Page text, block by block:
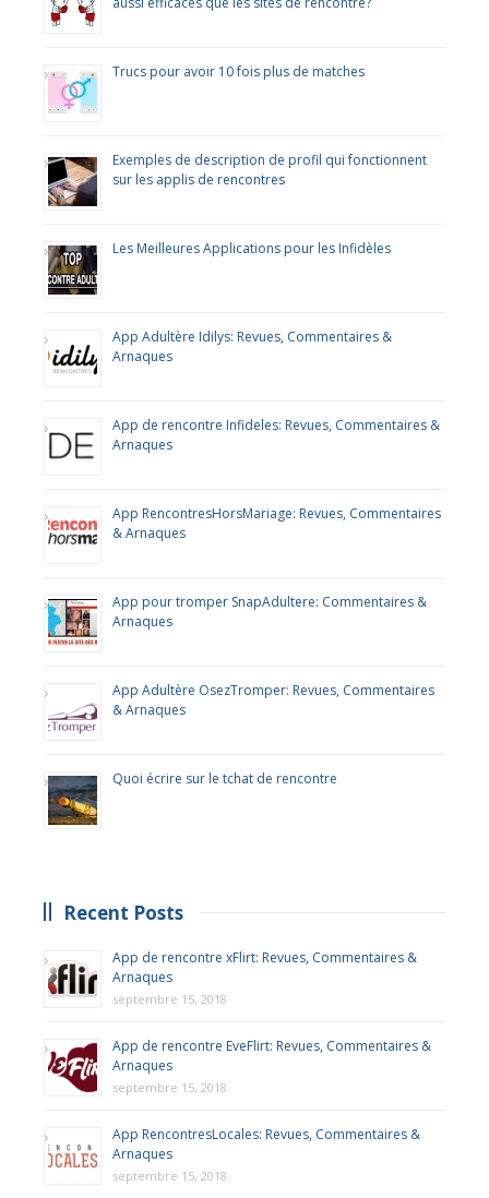
Trucs pour avoir 10 fois plus de matches
Exemples de description de profil qui fonctionnent
sur les applis de rencontres
Les Meilleures Applications pour les Infidèles
App Adultère Idilys: Revues, Commentaires &
Arnaques
App de rencontre Infideles: Revues, Commentaires &
Arnaques
App RencontresHorsMariage: Revues, Commentaires
& Arnaques
App pour tromper SnapAdultere: Commentaires &
Arnaques
App Adultère OsezTromper: Revues, Commentaires
& Arnaques
Quoi écrire sur le tchat de rencontre
Recent Posts
App de rencontre xFlirt: Revues, Commentaires &
Arnaques
septembre 15, 2018
App de rencontre EveFlirt: Revues, Commentaires &
Arnaques
septembre 15, 2018
App RencontresLocales: Revues, Commentaires &
Arnaques
septembre 15, 2018